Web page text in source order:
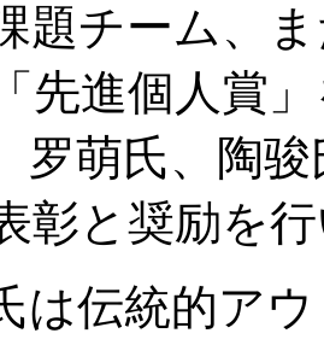
題チーム、
先進個人賞
罗萌氏、陶
彰と奨励を
は伝統的ア